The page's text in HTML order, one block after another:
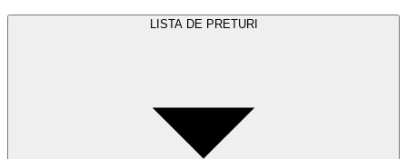
LISTA DE PRETURI